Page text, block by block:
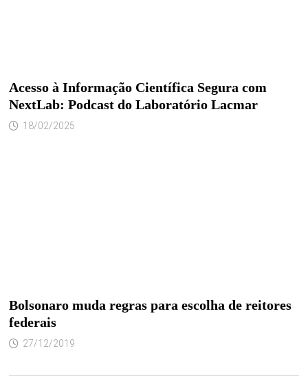
Acesso à Informação Científica Segura com
NextLab: Podcast do Laboratório Lacmar
18/02/2025
Bolsonaro muda regras para escolha de reitores
federais
27/12/2019